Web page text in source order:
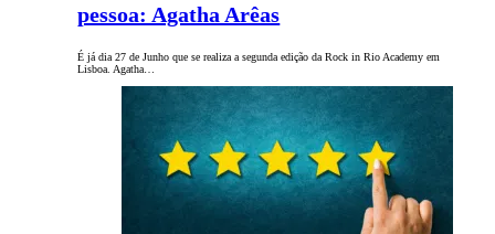
pessoa: Agatha Arêas
É já dia 27 de Junho que se realiza a segunda edição da Rock in Rio Academy em
Lisboa. Agatha…